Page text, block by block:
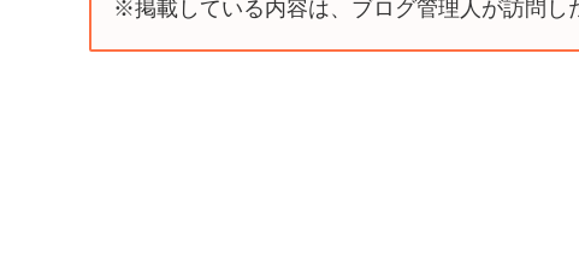
※掲載している内容は、ブログ管理人が訪問し